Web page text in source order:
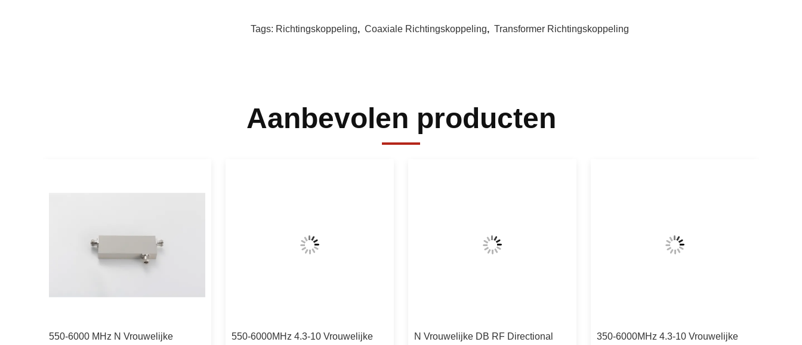
Tags: Richtingskoppeling, Coaxiale Richtingskoppeling, Transformer Richtingskoppeling
Aanbevolen producten
550-6000 MHz N Vrouwelijke
550-6000MHz 4.3-10 Vrouwelijke
N Vrouwelijke DB RF Directional
350-6000MHz 4.3-10 Vrouwelijke